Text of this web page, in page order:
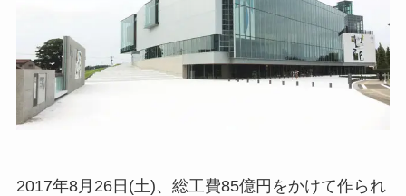
2017年8月26日(土)、総工費85億円をかけて作られ